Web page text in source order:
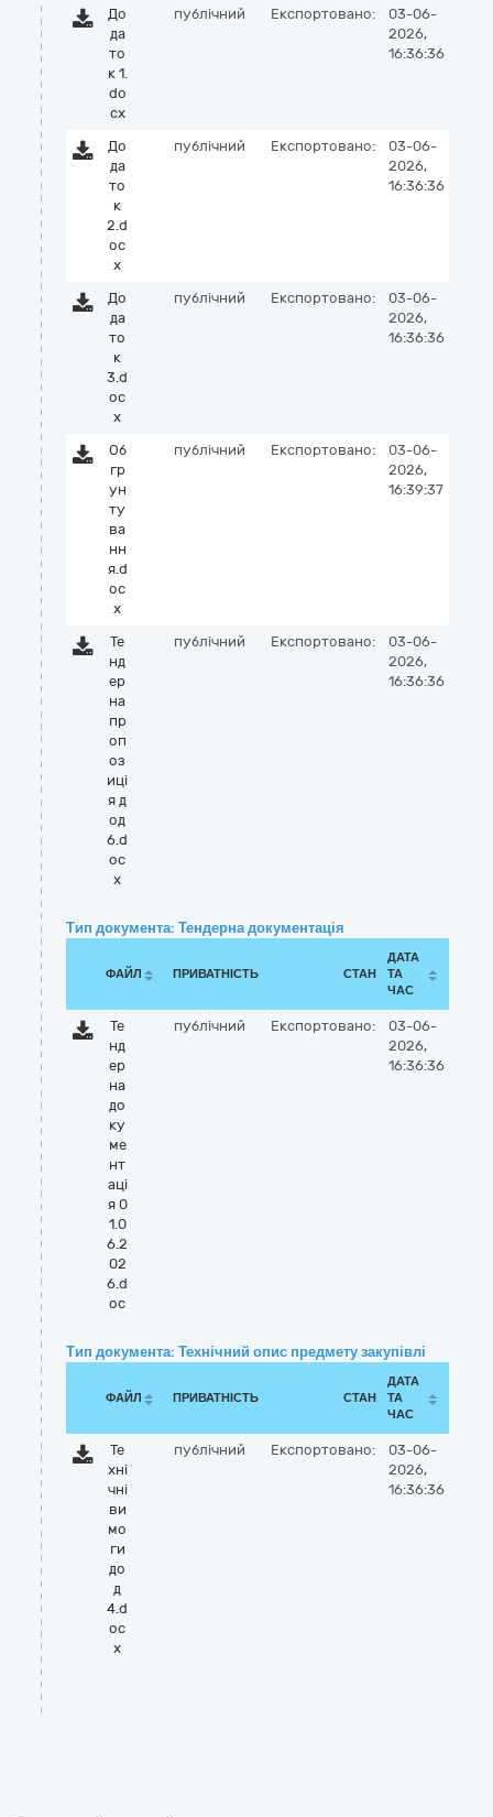
До
да
то
к 1.
do
cx
публічний Експортовано:
03-06-
2026,
16:36:36
До
да
то
к
2.d
oc
x
публічний Експортовано:
03-06-
2026,
16:36:36
До
да
то
к
3.d
oc
x
публічний Експортовано:
03-06-
2026,
16:36:36
Об
гр
ун
ту
ва
нн
я.d
oc
x
публічний Експортовано:
03-06-
2026,
16:39:37
Те
нд
ер
на
пр
оп
оз
иці
я д
од
6.d
oc
x
публічний Експортовано:
03-06-
2026,
16:36:36
Тип документа: Тендерна документація
ФАЙЛ ПРИВАТНІСТЬ СТАН
ДАТА
ТА
ЧАС
Те
нд
ер
на
до
ку
ме
нт
аці
я 0
1.0
6.2
02
6.d
oc
публічний Експортовано:
03-06-
2026,
16:36:36
Тип документа: Технічний опис предмету закупівлі
ФАЙЛ ПРИВАТНІСТЬ СТАН
ДАТА
ТА
ЧАС
Те
хні
чні
ви
мо
ги
до
д
4.d
oc
x
публічний Експортовано:
03-06-
2026,
16:36:36